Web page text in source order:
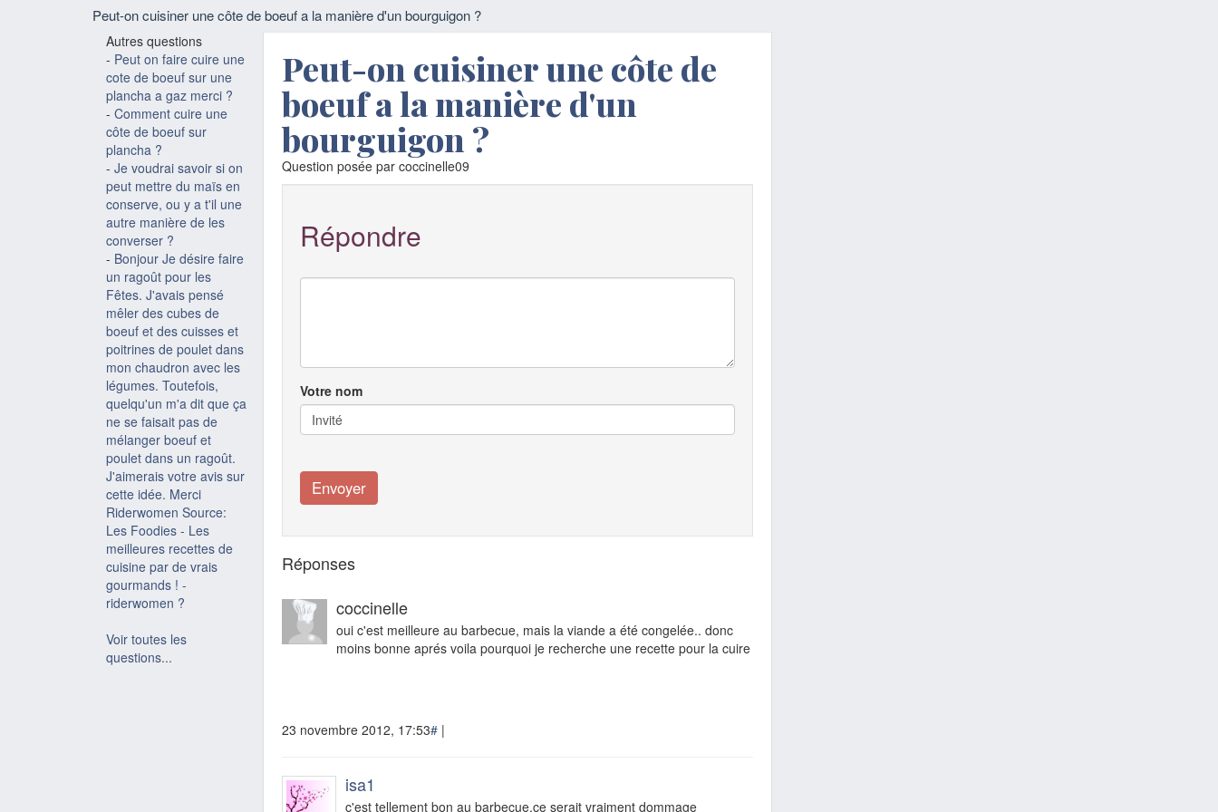
Peut-on cuisiner une côte de boeuf a la manière d'un bourguigon ?
Peut-on cuisiner une côte de
boeuf a la manière d'un
bourguigon ?
Question posée par coccinelle09
Répondre
Votre nom
Réponses
coccinelle
oui c'est meilleure au barbecue, mais la viande a été congelée.. donc
moins bonne aprés voila pourquoi je recherche une recette pour la cuire
23 novembre 2012, 17:53#|
isa1
c'est tellement bon au barbecue,ce serait vraiment dommage
Autres questions
- Peut on faire cuire une
cote de boeuf sur une
plancha a gaz merci ?
- Comment cuire une
côte de boeuf sur
plancha ?
- Je voudrai savoir si on
peut mettre du maïs en
conserve, ou y a t'il une
autre manière de les
converser ?
- Bonjour Je désire faire
un ragoût pour les
Fêtes. J'avais pensé
mêler des cubes de
boeuf et des cuisses et
poitrines de poulet dans
mon chaudron avec les
légumes. Toutefois,
quelqu'un m'a dit que ça
ne se faisait pas de
mélanger boeuf et
poulet dans un ragoût.
J'aimerais votre avis sur
cette idée. Merci
Riderwomen Source:
Les Foodies - Les
meilleures recettes de
cuisine par de vrais
gourmands ! -
riderwomen ?
Voir toutes les
questions...